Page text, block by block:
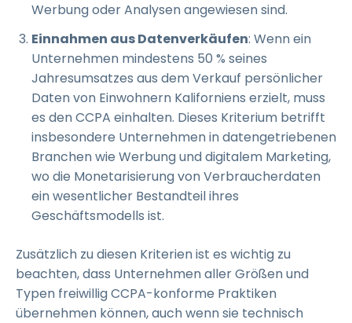
Werbung oder Analysen angewiesen sind.
Einnahmen aus Datenverkäufen: Wenn ein
Unternehmen mindestens 50 % seines
Jahresumsatzes aus dem Verkauf persönlicher
Daten von Einwohnern Kaliforniens erzielt, muss
es den CCPA einhalten. Dieses Kriterium betrifft
insbesondere Unternehmen in datengetriebenen
Branchen wie Werbung und digitalem Marketing,
wo die Monetarisierung von Verbraucherdaten
ein wesentlicher Bestandteil ihres
Geschäftsmodells ist.
Zusätzlich zu diesen Kriterien ist es wichtig zu
beachten, dass Unternehmen aller Größen und
Typen freiwillig CCPA-konforme Praktiken
übernehmen können, auch wenn sie technisch